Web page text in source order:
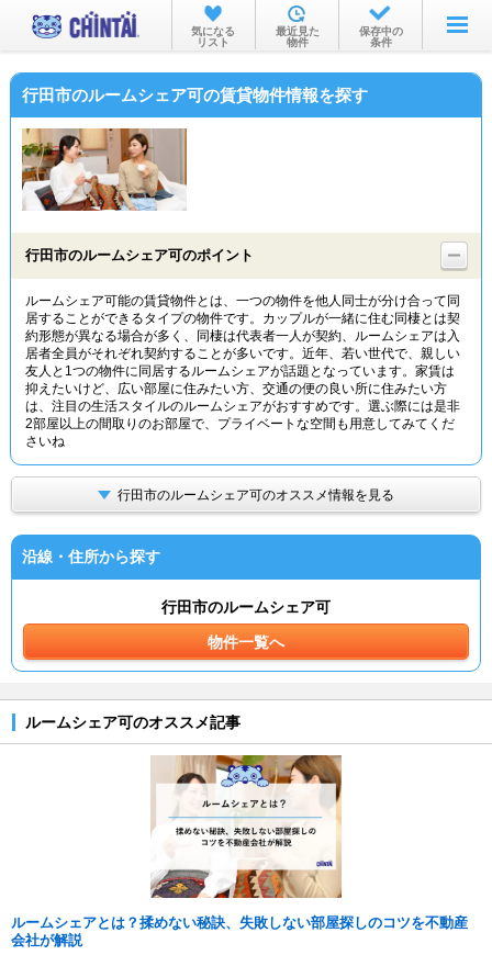
お部屋を探す
沿線・駅から
物件特集から
TOP
気になる
リスト
最近見た
物件
保存中の
条件
行田市のルームシェア可の賃貸物件情報を探す
行田市のルームシェア可のポイント
ルームシェア可能の賃貸物件とは、一つの物件を他人同士が分け合って同
居することができるタイプの物件です。カップルが一緒に住む同棲とは契
約形態が異なる場合が多く、同棲は代表者一人が契約、ルームシェアは入
居者全員がそれぞれ契約することが多いです。近年、若い世代で、親しい
友人と1つの物件に同居するルームシェアが話題となっています。家賃は
抑えたいけど、広い部屋に住みたい方、交通の便の良い所に住みたい方
は、注目の生活スタイルのルームシェアがおすすめです。選ぶ際には是非
2部屋以上の間取りのお部屋で、プライベートな空間も用意してみてくだ
さいね
行田市のルームシェア可のオススメ情報を見る
沿線・住所から探す
行田市のルームシェア可
物件一覧へ
ルームシェア可のオススメ記事
ルームシェアとは？揉めない秘訣、失敗しない部屋探しのコツを不動産
会社が解説